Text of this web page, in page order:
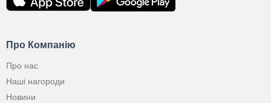
Про Компанію
Про нас
Наші нагороди
Новини